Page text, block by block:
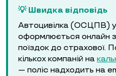
💡 Швидка відповідь
Автоцивілка (ОСЦПВ) у
оформлюється онлайн
поїздок до страхової.
кількох компаній на
— поліс надходить на